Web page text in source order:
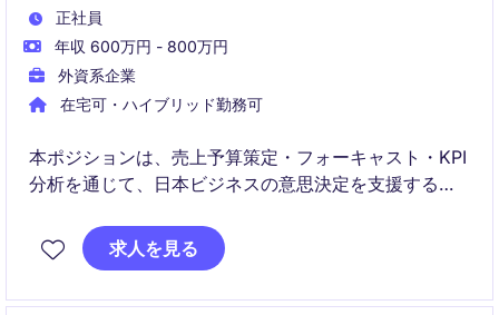
正社員
年収 600万円 - 800万円
外資系企業
在宅可・ハイブリッド勤務可
本ポジションは、売上予算策定・フォーキャスト・KPI
分析を通じて、日本ビジネスの意思決定を支援する
析にとどまらず事業成長に直接貢献いただけます。
求人を見る